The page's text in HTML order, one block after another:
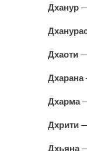
Дханур
Дхаоти
Дхарана
Дхарма—
Дхрити
Дхьяна—